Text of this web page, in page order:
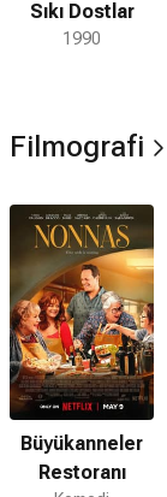
Sıkı Dostlar
1990
Filmografi
Büyükanneler
Restoranı